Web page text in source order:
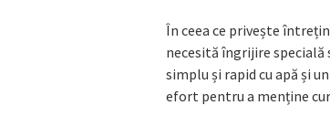
În ceea ce privește
necesită îngrijire specială
simplu și rapid cu apă și
efort pentru a menține